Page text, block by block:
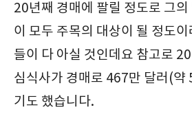
20년째 경매에 팔릴 정도로 그의
이 모두 주목의 대상이 될 정도
들이 다 아실 것인데요 참고로
심식사가 경매로 467만 달러(약
기도 했습니다.